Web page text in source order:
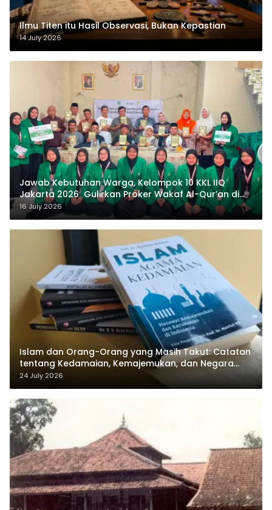
Ilmu Titen itu Hasil Observasi, Bukan Kepastian
14 July 2026
Jawab Kebutuhan Warga, Kelompok 10 KKL IIQ
Jakarta 2026 Gulirkan Proker Wakaf Al-Qur’an di
Sukamanah
16 July 2026
Islam dan Orang-Orang yang Masih Takut: Catatan
tentang Kedamaian, Kemajemukan, dan Negara
dalam Pemikiran Masykuri Abdillah
24 July 2026